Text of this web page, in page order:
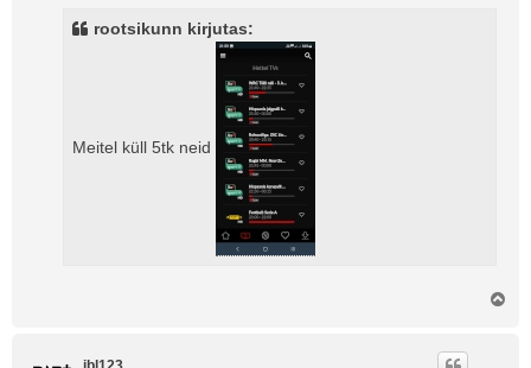
rootsikunn kirjutas:
Meitel küll 5tk neid